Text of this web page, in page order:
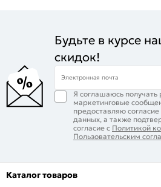
Будьте в курсе
скидок!
Электронная почта
Я соглашаюсь
маркетинговые
предоставляю
данных, а также
согласие с Политикой
Пользовательским
Каталог товаров